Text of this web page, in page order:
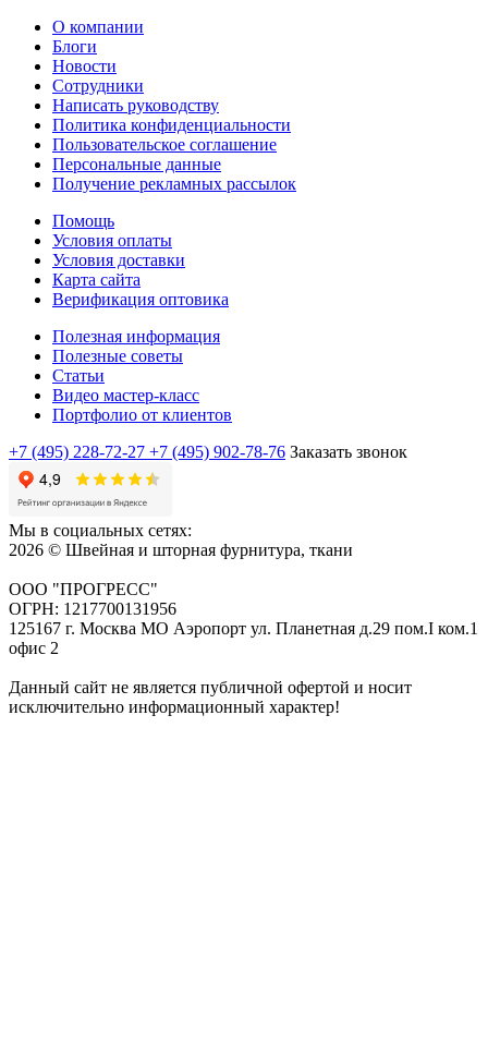
О компании
Блоги
Новости
Сотрудники
Написать руководству
Политика конфиденциальности
Пользовательское соглашение
Персональные данные
Получение рекламных рассылок
Помощь
Условия оплаты
Условия доставки
Карта сайта
Верификация оптовика
Полезная информация
Полезные советы
Статьи
Видео мастер-класс
Портфолио от клиентов
+7 (495) 228-72-27 +7 (495) 902-78-76 Заказать звонок
Мы в социальных сетях:
2026 © Швейная и шторная фурнитура, ткани
ООО "ПРОГРЕСС"
ОГРН: 1217700131956
125167 г. Москва МО Аэропорт ул. Планетная д.29 пом.I ком.1
офис 2
Данный сайт не является публичной офертой и носит
исключительно информационный характер!